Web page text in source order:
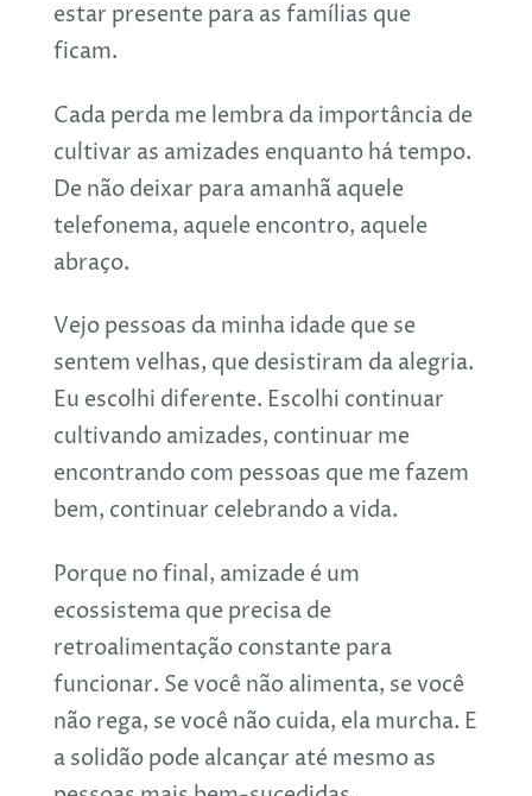
estar presente para as famílias que
ficam.
Cada perda me lembra da importância de
cultivar as amizades enquanto há tempo.
De não deixar para amanhã aquele
telefonema, aquele encontro, aquele
abraço.
Vejo pessoas da minha idade que se
sentem velhas, que desistiram da alegria.
Eu escolhi diferente. Escolhi continuar
cultivando amizades, continuar me
encontrando com pessoas que me fazem
bem, continuar celebrando a vida.
Porque no final, amizade é um
ecossistema que precisa de
retroalimentação constante para
funcionar. Se você não alimenta, se você
não rega, se você não cuida, ela murcha. E
a solidão pode alcançar até mesmo as